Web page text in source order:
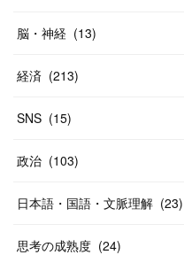
脳・神経 (13)
経済 (213)
SNS (15)
政治 (103)
日本語・国語・文脈理解 (23)
思考の成熟度 (24)